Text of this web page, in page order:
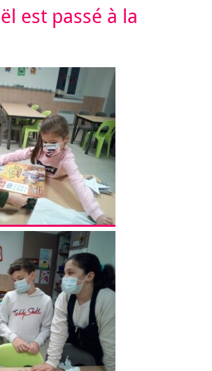
est passé à la